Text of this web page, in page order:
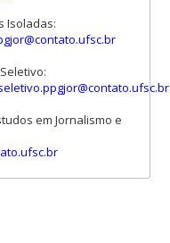
Isoladas:
em Jornalismo e